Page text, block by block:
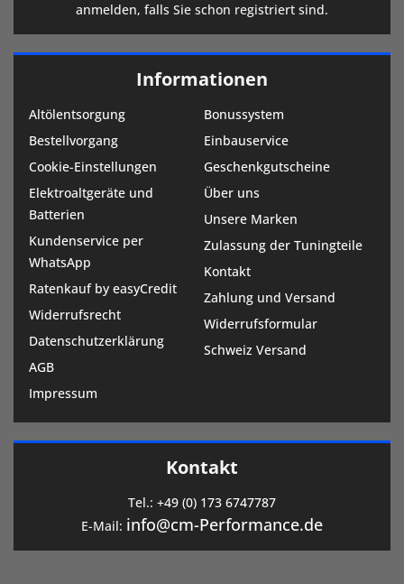
anmelden, falls Sie schon registriert sind.
Informationen
Altölentsorgung
Bestellvorgang
Cookie-Einstellungen
Elektroaltgeräte und
Batterien
Kundenservice per
WhatsApp
Ratenkauf by easyCredit
Widerrufsrecht
Datenschutzerklärung
AGB
Impressum
Bonussystem
Einbauservice
Geschenkgutscheine
Über uns
Unsere Marken
Zulassung der Tuningteile
Kontakt
Zahlung und Versand
Widerrufsformular
Schweiz Versand
Kontakt
Tel.: +49 (0) 173 6747787
E-Mail: info@cm-Performance.de